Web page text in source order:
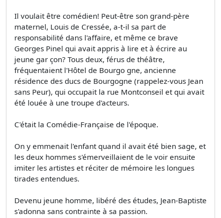
Il voulait être comédien! Peut-être son grand-père
maternel, Louis de Cressée, a-t-il sa part de
responsabilité dans l'affaire, et même ce brave
Georges Pinel qui avait appris à lire et à écrire au
jeune gar­ çon? Tous deux, férus de théâtre,
fréquentaient l'Hôtel de Bourgo­ gne, ancienne
résidence des ducs de Bourgogne (rappelez-vous Jean
sans Peur), qui occupait la rue Montconseil et qui avait
été louée à une troupe d'acteurs.
C'était la Comédie-Française de l'époque.
On y emmenait l'enfant quand il avait été bien sage, et
les deux hommes s'émerveillaient de le voir ensuite
imiter les artistes et réciter de mémoire les longues
tirades entendues.
Devenu jeune homme, libéré des études, Jean-Baptiste
s'adonna sans contrainte à sa passion.